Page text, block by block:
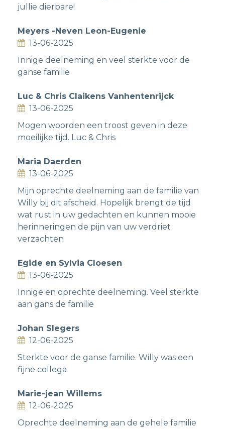
jullie dierbare!
Meyers -Neven Leon-Eugenie
13-06-2025
Innige deelneming en veel sterkte voor de
ganse familie
Luc & Chris Claikens Vanhentenrijck
13-06-2025
Mogen woorden een troost geven in deze
moeilijke tijd. Luc & Chris
Maria Daerden
13-06-2025
Mijn oprechte deelneming aan de familie van
Willy bij dit afscheid. Hopelijk brengt de tijd
wat rust in uw gedachten en kunnen mooie
herinneringen de pijn van uw verdriet
verzachten
Egide en Sylvia Cloesen
13-06-2025
Innige en oprechte deelneming. Veel sterkte
aan gans de familie
Johan Slegers
12-06-2025
Sterkte voor de ganse familie. Willy was een
fijne collega
Marie-jean Willems
12-06-2025
Oprechte deelneming aan de gehele familie